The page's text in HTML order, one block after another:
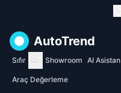
AutoTrend
Sıfır Showroom AI Asistan
Araç Değerleme